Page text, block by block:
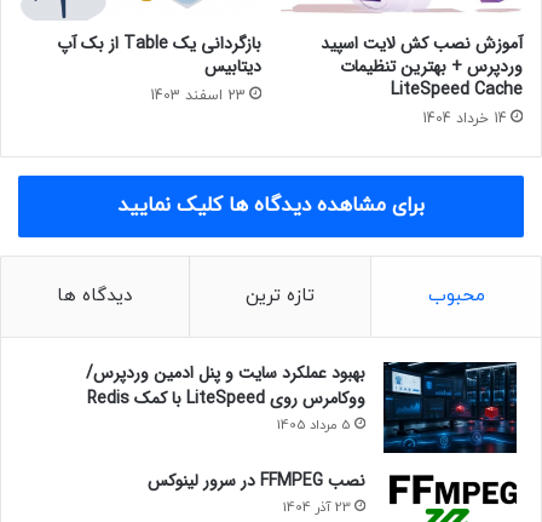
آموزش نصب کش لایت اسپید
وردپرس + بهترین تنظیمات
LiteSpeed Cache
14 خرداد 1404
بازگردانی یک Table از بک آپ
دیتابیس
23 اسفند 1403
برای مشاهده دیدگاه ها کلیک نمایید
محبوب تازه ترین دیدگاه ها
بهبود عملکرد سایت و پنل ادمین وردپرس/
ووکامرس روی LiteSpeed با کمک Redis
5 مرداد 1405
نصب FFMPEG در سرور لینوکس
23 آذر 1404